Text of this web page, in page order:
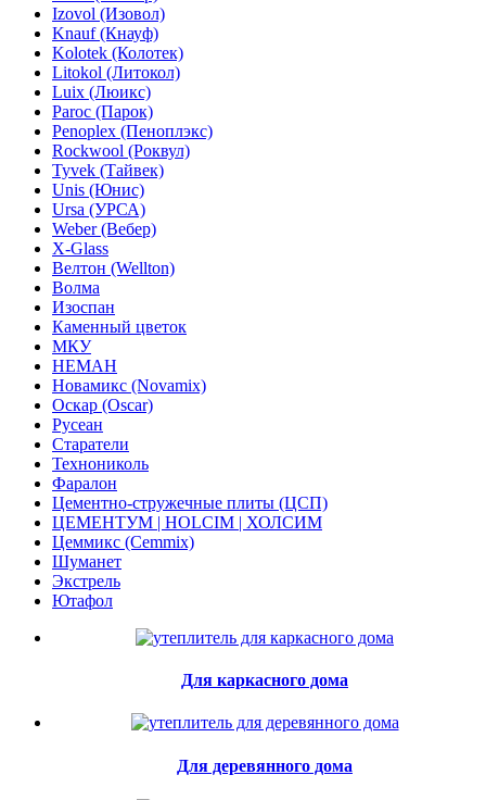
Izovol (Изовол)
Knauf (Кнауф)
Kolotek (Колотек)
Litokol (Литокол)
Luix (Люикс)
Paroc (Парок)
Penoplex (Пеноплэкс)
Rockwool (Роквул)
Tyvek (Тайвек)
Unis (Юнис)
Ursa (УРСА)
Weber (Вебер)
X-Glass
Велтон (Wellton)
Волма
Изоспан
Каменный цветок
МКУ
НЕМАН
Новамикс (Novamix)
Оскар (Oscar)
Русеан
Старатели
Технониколь
Фаралон
Цементно-стружечные плиты (ЦСП)
ЦЕМЕНТУМ | HOLCIM | ХОЛСИМ
Цеммикс (Cemmix)
Шуманет
Экстрель
Ютафол
Для каркасного дома
Для деревянного дома